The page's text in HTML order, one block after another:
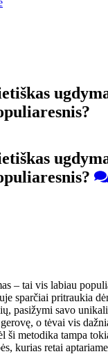
– tai vis labiau
sparčiai pritraukia
pasižymi savo
o tėvai vis
ši metodika tampa
kurias retai